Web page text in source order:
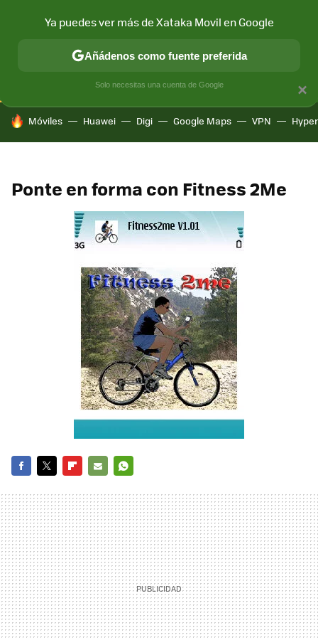
CONECTIVIDAD MÓVIL Y SOCIEDAD APLICACIONES
HOY SE HABLA DE
Móviles Huawei Digi Google Maps VPN
Ponte en forma con Fitness 2Me
MAIL
×
Ya puedes ver más de Xataka Movil en Google
Añádenos como fuente preferida
Solo necesitas una cuenta de Google